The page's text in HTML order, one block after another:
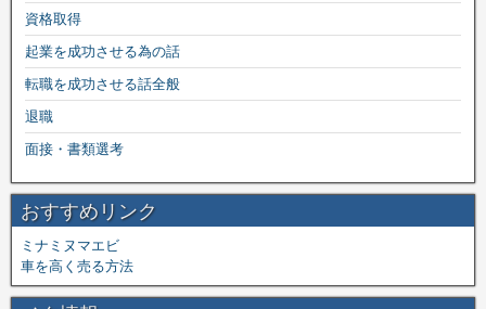
資格取得
起業を成功させる為の話
転職を成功させる話全般
退職
面接・書類選考
おすすめリンク
ミナミヌマエビ
車を高く売る方法